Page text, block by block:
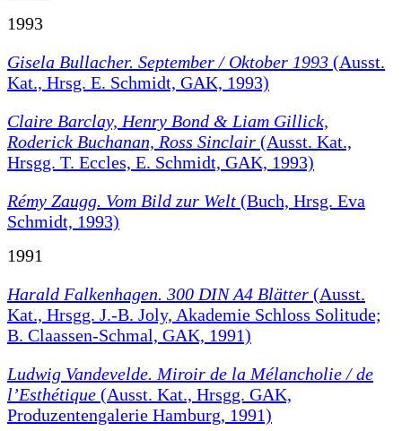
1993
Gisela Bullacher. September / Oktober 1993 (Ausst.
Kat., Hrsg. E. Schmidt, GAK, 1993)
Claire Barclay, Henry Bond & Liam Gillick,
Roderick Buchanan, Ross Sinclair (Ausst. Kat.,
Hrsgg. T. Eccles, E. Schmidt, GAK, 1993)
Rémy Zaugg. Vom Bild zur Welt (Buch, Hrsg. Eva
Schmidt, 1993)
1991
Harald Falkenhagen. 300 DIN A4 Blätter (Ausst.
Kat., Hrsgg. J.-B. Joly, Akademie Schloss Solitude;
B. Claassen-Schmal, GAK, 1991)
Ludwig Vandevelde. Miroir de la Mélancholie / de
l’Esthétique (Ausst. Kat., Hrsgg. GAK,
Produzentengalerie Hamburg, 1991)